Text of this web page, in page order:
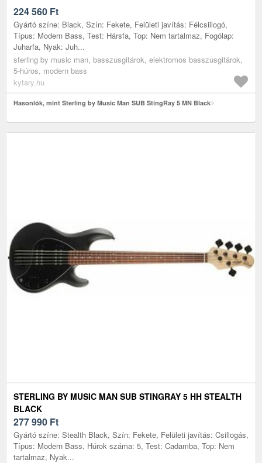
224 560 Ft
Gyártó színe: Black, Szín: Fekete, Felületi javítás: Félcsillogó,
Típus: Modern Bass, Test: Hársfa, Top: Nem tartalmaz, Fogólap:
Juharfa, Nyak: Juh...
sterling by music man, basszusgitárok, elektromos basszusgitárok,
5-húros, modern bass
kytary.hu
Hasonlók, mint Sterling by Music Man SUB StingRay 5 MN Black
STERLING BY MUSIC MAN SUB STINGRAY 5 HH STEALTH
BLACK
277 990 Ft
Gyártó színe: Stealth Black, Szín: Fekete, Felületi javítás: Csillogás,
Típus: Modern Bass, Húrok száma: 5, Test: Cadamba, Top: Nem
tartalmaz, Nyak...